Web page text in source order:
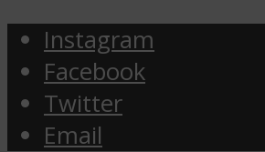
Instagram
Facebook
Twitter
Email